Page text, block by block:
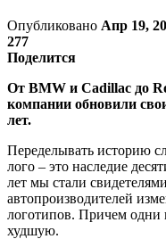
Опубликовано Апр 19,
277
Поделится
От BMW и Cadillac до
компании обновили
лет.
Переделывать историю
лого – это наследие
лет мы стали
автопроизводителей
логотипов. Причем одни
худшую.